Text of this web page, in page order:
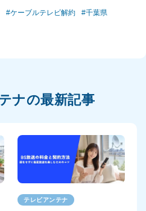
ケーブルテレビ解約 千葉県
ナの最新記事
テレビアンテナ